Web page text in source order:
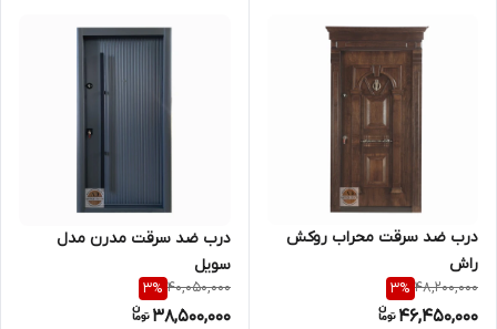
درب ضد سرقت محراب روکش
راش
48,200,000
3%
46,450,000
درب ضد سرقت مدرن مدل
سویل
40,050,000
3%
38,500,000